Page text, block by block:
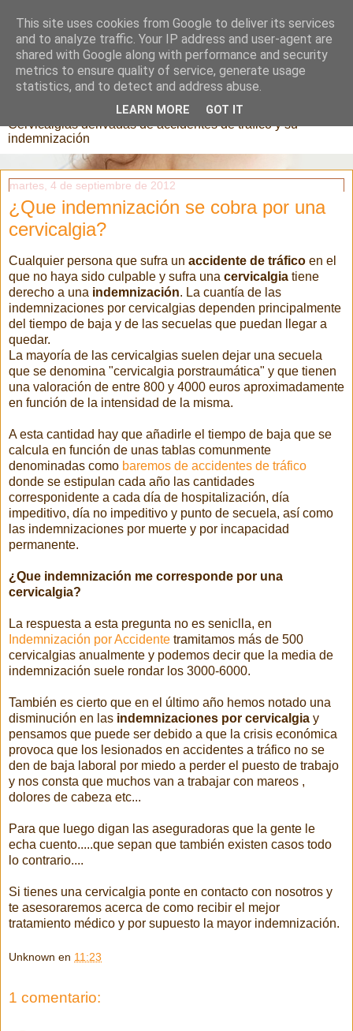
cervicalgias
Cervicalgias derivadas de accidentes de tráfico y su
indemnización
martes, 4 de septiembre de 2012
¿Que indemnización se cobra por una
cervicalgia?
Cualquier persona que sufra un accidente de tráfico en el
que no haya sido culpable y sufra una cervicalgia tiene
derecho a una indemnización. La cuantía de las
indemnizaciones por cervicalgias dependen principalmente
del tiempo de baja y de las secuelas que puedan llegar a
quedar.
La mayoría de las cervicalgias suelen dejar una secuela
que se denomina "cervicalgia porstraumática" y que tienen
una valoración de entre 800 y 4000 euros aproximadamente
en función de la intensidad de la misma.
A esta cantidad hay que añadirle el tiempo de baja que se
calcula en función de unas tablas comunmente
denominadas como baremos de accidentes de tráfico
donde se estipulan cada año las cantidades
corresponidente a cada día de hospitalización, día
impeditivo, día no impeditivo y punto de secuela, así como
las indemnizaciones por muerte y por incapacidad
permanente.
¿Que indemnización me corresponde por una
cervicalgia?
La respuesta a esta pregunta no es seniclla, en
Indemnización por Accidente tramitamos más de 500
cervicalgias anualmente y podemos decir que la media de
indemnización suele rondar los 3000-6000.
También es cierto que en el último año hemos notado una
disminución en las indemnizaciones por cervicalgia y
pensamos que puede ser debido a que la crisis económica
provoca que los lesionados en accidentes a tráfico no se
den de baja laboral por miedo a perder el puesto de trabajo
y nos consta que muchos van a trabajar con mareos ,
dolores de cabeza etc...
Para que luego digan las aseguradoras que la gente le
echa cuento.....que sepan que también existen casos todo
lo contrario....
Si tienes una cervicalgia ponte en contacto con nosotros y
te asesoraremos acerca de como recibir el mejor
tratamiento médico y por supuesto la mayor indemnización.
Unknown en 11:23
1 comentario:
This site uses cookies from Google to deliver its services
and to analyze traffic. Your IP address and user-agent are
shared with Google along with performance and security
metrics to ensure quality of service, generate usage
statistics, and to detect and address abuse.
LEARN MORE GOT IT